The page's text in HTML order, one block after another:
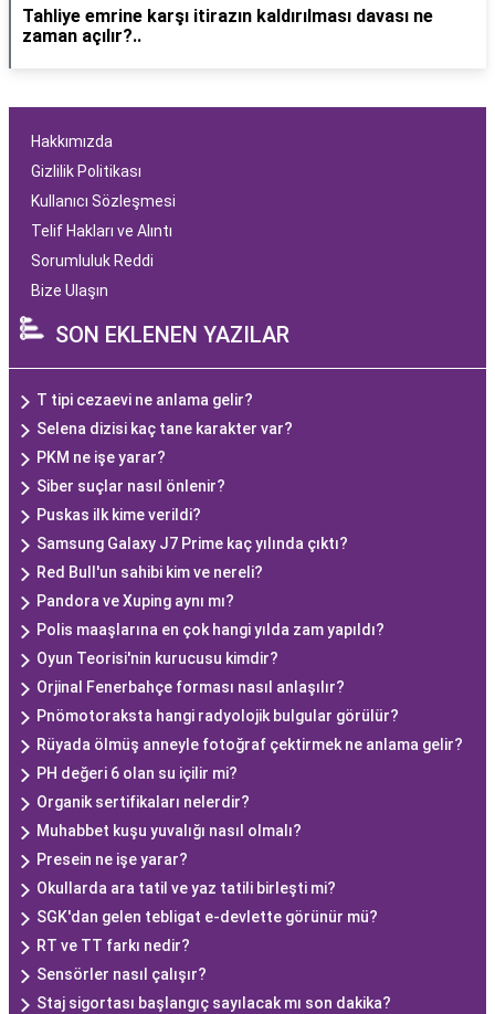
Tahliye emrine karşı itirazın kaldırılması davası ne
zaman açılır?..
Hakkımızda
Gizlilik Politikası
Kullanıcı Sözleşmesi
Telif Hakları ve Alıntı
Sorumluluk Reddi
Bize Ulaşın
SON EKLENEN YAZILAR
T tipi cezaevi ne anlama gelir?
Selena dizisi kaç tane karakter var?
PKM ne işe yarar?
Siber suçlar nasıl önlenir?
Puskas ilk kime verildi?
Samsung Galaxy J7 Prime kaç yılında çıktı?
Red Bull'un sahibi kim ve nereli?
Pandora ve Xuping aynı mı?
Polis maaşlarına en çok hangi yılda zam yapıldı?
Oyun Teorisi'nin kurucusu kimdir?
Orjinal Fenerbahçe forması nasıl anlaşılır?
Pnömotoraksta hangi radyolojik bulgular görülür?
Rüyada ölmüş anneyle fotoğraf çektirmek ne anlama gelir?
PH değeri 6 olan su içilir mi?
Organik sertifikaları nelerdir?
Muhabbet kuşu yuvalığı nasıl olmalı?
Presein ne işe yarar?
Okullarda ara tatil ve yaz tatili birleşti mi?
SGK'dan gelen tebligat e-devlette görünür mü?
RT ve TT farkı nedir?
Sensörler nasıl çalışır?
Staj sigortası başlangıç sayılacak mı son dakika?